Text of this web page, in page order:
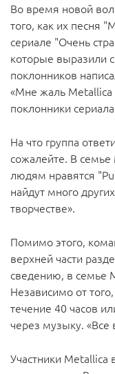
Во время новой
того, как их песня
сериале "Очень
которые выразили
поклонников
«Мне жаль Metallica
поклонники
На что группа
сожалейте. В семье
людям нравятся
найдут много
творчестве».
Помимо этого,
верхней части
сведению, в семье
Независимо от
течение 40 часов
через музыку. «Все
Участники Metallica